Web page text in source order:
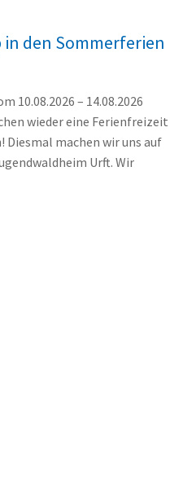
den Sommerferien
10.08.2026 – 14.08.2026
wieder eine Ferienfreizeit
Diesmal machen wir uns auf
Urft. Wir